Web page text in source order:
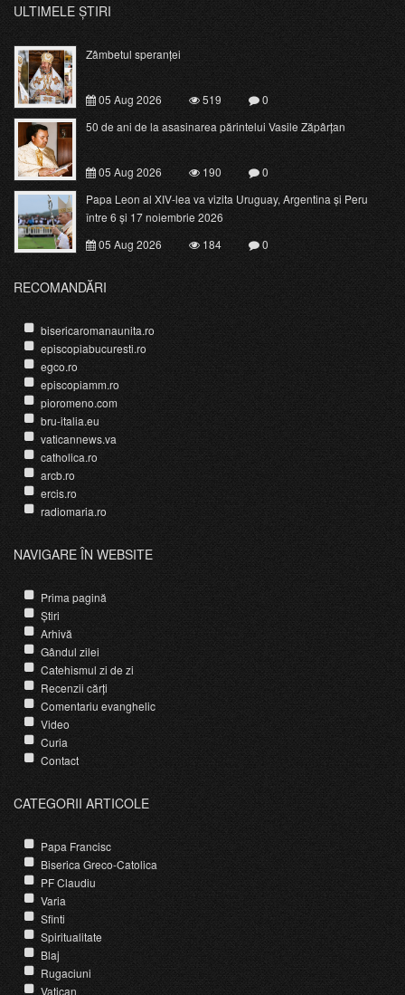
ULTIMELE ȘTIRI
Zâmbetul speranței
05 Aug 2026 519
0
50 de ani de la asasinarea părintelui Vasile Zăpârțan
05 Aug 2026 190
0
Papa Leon al XIV-lea va vizita Uruguay, Argentina și Peru
între 6 și 17 noiembrie 2026
05 Aug 2026
184 0
RECOMANDĂRI
bisericaromanaunita.ro
episcopiabucuresti.ro
egco.ro
episcopiamm.ro
pioromeno.com
bru-italia.eu
vaticannews.va
catholica.ro
arcb.ro
ercis.ro
radiomaria.ro
NAVIGARE ÎN WEBSITE
Prima pagină
Știri
Arhivă
Gândul zilei
Catehismul zi de zi
Recenzii cărți
Comentariu evanghelic
Video
Curia
Contact
CATEGORII ARTICOLE
Papa Francisc
Biserica Greco-Catolica
PF Claudiu
Varia
Sfinti
Spiritualitate
Blaj
Rugaciuni
Vatican